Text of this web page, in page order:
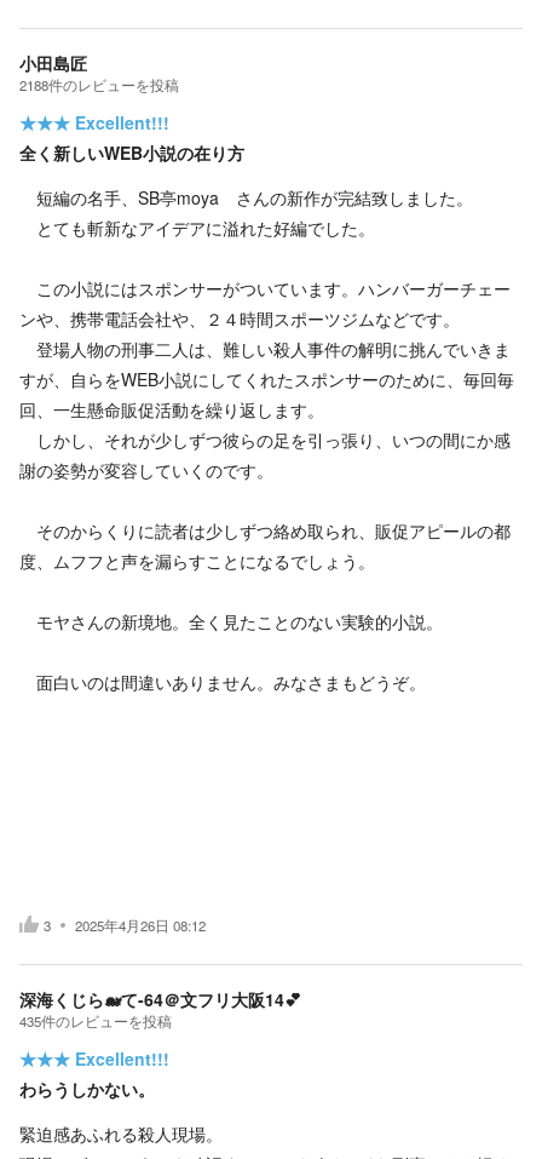
小田島匠
2188件のレビューを投稿
★★★ Excellent!!!
全く新しいWEB小説の在り方
短編の名手、SB亭moya さんの新作が完結致しました。
とても斬新なアイデアに溢れた好編でした。
この小説にはスポンサーがついています。ハンバーガーチェー
ンや、携帯電話会社や、２４時間スポーツジムなどです。
登場人物の刑事二人は、難しい殺人事件の解明に挑んでいきま
すが、自らをWEB小説にしてくれたスポンサーのために、毎回毎
回、一生懸命販促活動を繰り返します。
しかし、それが少しずつ彼らの足を引っ張り、いつの間にか感
謝の姿勢が変容していくのです。
そのからくりに読者は少しずつ絡め取られ、販促アピールの都
度、ムフフと声を漏らすことになるでしょう。
モヤさんの新境地。全く見たことのない実験的小説。
面白いのは間違いありません。みなさまもどうぞ。
3 2025年4月26日 08:12
深海くじら🐋て-64＠文フリ大阪14💕
435件のレビューを投稿
★★★ Excellent!!!
わらうしかない。
緊迫感あふれる殺人現場。